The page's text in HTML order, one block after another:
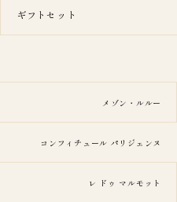
ギフトセット
メゾン・ルルー
コンフィチュール パリジェンヌ
レ ドゥ マルモット